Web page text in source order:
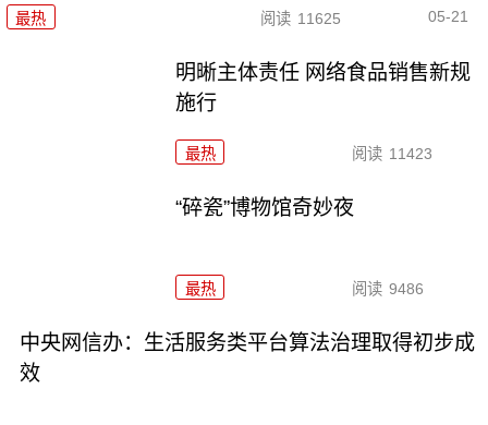
最热 阅读 11625 05-21
明晰主体责任 网络食品销售新规
施行
最热 阅读 11423
“碎瓷”博物馆奇妙夜
最热 阅读 9486
中央网信办：生活服务类平台算法治理取得初步成
效